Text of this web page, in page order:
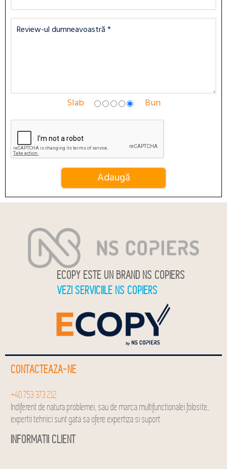
Slab Bun
ECOPY ESTE UN BRAND NS COPIERS
VEZI SERVICIILE NS COPIERS
CONTACTEAZA-NE
+40 753 373 212
Indiferent de natura problemei, sau de marca multifunctionalei folosite,
expertii tehnici sunt gata sa ofere expertiza si suport
INFORMATII CLIENT